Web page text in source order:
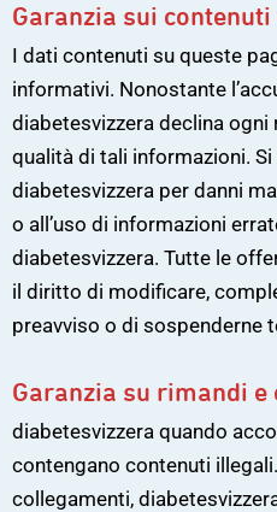
Garanzia sui
I dati contenuti su queste
informativi. Nonostante
diabetesvizzera declina ogni
qualità di tali informazioni.
diabetesvizzera per danni
o all’uso di informazioni
diabetesvizzera. Tutte le
il diritto di modificare,
preavviso o di sospenderne
Garanzia su rimandi e
diabetesvizzera quando
contengano contenuti
collegamenti,